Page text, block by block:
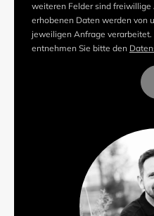
weiteren Felder sind freiwillige
erhobenen Daten werden von
jeweiligen Anfrage
entnehmen Sie bitte den